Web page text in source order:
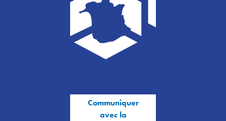
Communiquer
avec la